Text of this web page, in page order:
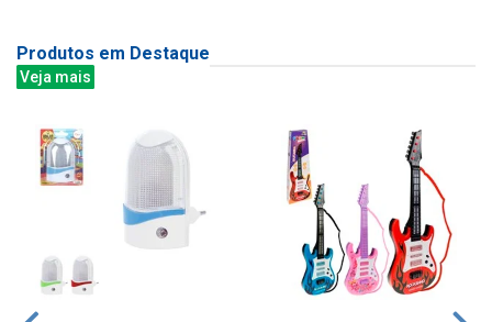
Produtos em Destaque
Veja mais